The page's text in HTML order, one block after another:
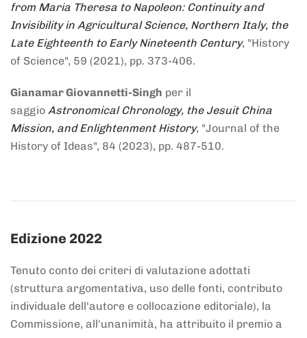
from Maria Theresa to Napoleon: Continuity and
Invisibility in Agricultural Science, Northern Italy, the
Late Eighteenth to Early Nineteenth Century, "History
of Science", 59 (2021), pp. 373-406.
Gianamar Giovannetti-Singh per il
saggio Astronomical Chronology, the Jesuit China
Mission, and Enlightenment History, "Journal of the
History of Ideas", 84 (2023), pp. 487-510.
Edizione 2022
Tenuto conto dei criteri di valutazione adottati
(struttura argomentativa, uso delle fonti, contributo
individuale dell'autore e collocazione editoriale), la
Commissione, all'unanimità, ha attribuito il premio a